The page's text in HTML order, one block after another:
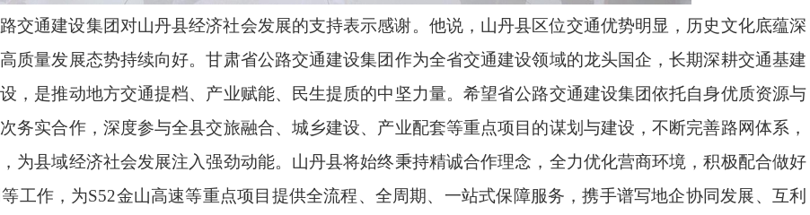
交通建设集团对山丹县经济社会发展的支持表示感谢。他说，山丹县区位交通优势明显，历史文化底蕴深
质量发展态势持续向好。甘肃省公路交通建设集团作为全省交通建设领域的龙头国企，长期深耕交通基建
，是推动地方交通提档、产业赋能、民生提质的中坚力量。希望省公路交通建设集团依托自身优质资源与
务实合作，深度参与全县交旅融合、城乡建设、产业配套等重点项目的谋划与建设，不断完善路网体系，
为县域经济社会发展注入强劲动能。山丹县将始终秉持精诚合作理念，全力优化营商环境，积极配合做好
工作，为S52金山高速等重点项目提供全流程、全周期、一站式保障服务，携手谱写地企协同发展、互利